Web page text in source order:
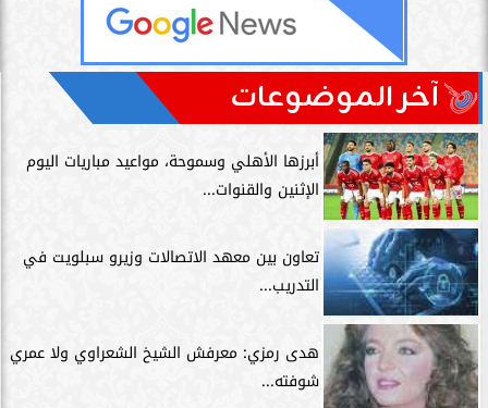
آخر الموضوعات
أبرزها الأهلي وسموحة، مواعيد مباريات اليوم
الإثنين والقنوات...
تعاون بين معهد الاتصالات وزيرو سبلويت في
التدريب...
هدى رمزي: معرفش الشيخ الشعراوي ولا عمري
شوفته...